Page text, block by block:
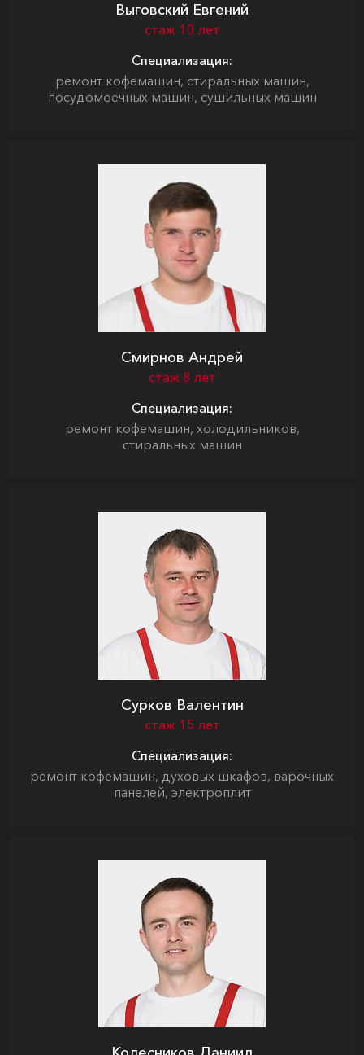
Выговский Евгений
стаж 10 лет
Специализация:
ремонт кофемашин, стиральных машин,
посудомоечных машин, сушильных машин
Смирнов Андрей
стаж 8 лет
Специализация:
ремонт кофемашин, холодильников,
стиральных машин
Сурков Валентин
стаж 15 лет
Специализация:
ремонт кофемашин, духовых шкафов, варочных
панелей, электроплит